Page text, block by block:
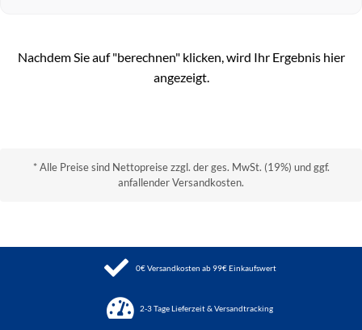
Nachdem Sie auf "berechnen" klicken, wird Ihr Ergebnis hier
angezeigt.
* Alle Preise sind Nettopreise zzgl. der ges. MwSt. (19%) und ggf.
anfallender Versandkosten.
0€ Versandkosten ab 99€ Einkaufswert
2-3 Tage Lieferzeit & Versandtracking